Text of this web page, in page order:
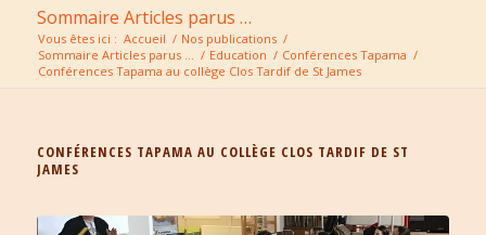
Sommaire Articles parus …
Vous êtes ici : Accueil / Nos publications /
Sommaire Articles parus … / Education / Conférences Tapama /
Conférences Tapama au collège Clos Tardif de St James
CONFÉRENCES TAPAMA AU COLLÈGE CLOS TARDIF DE ST
JAMES